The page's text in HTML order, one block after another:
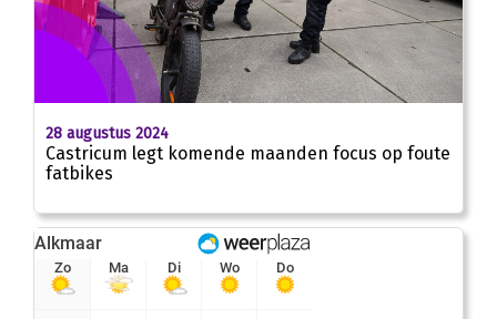
28 augustus 2024
Castricum legt komende maanden focus op foute
fatbikes